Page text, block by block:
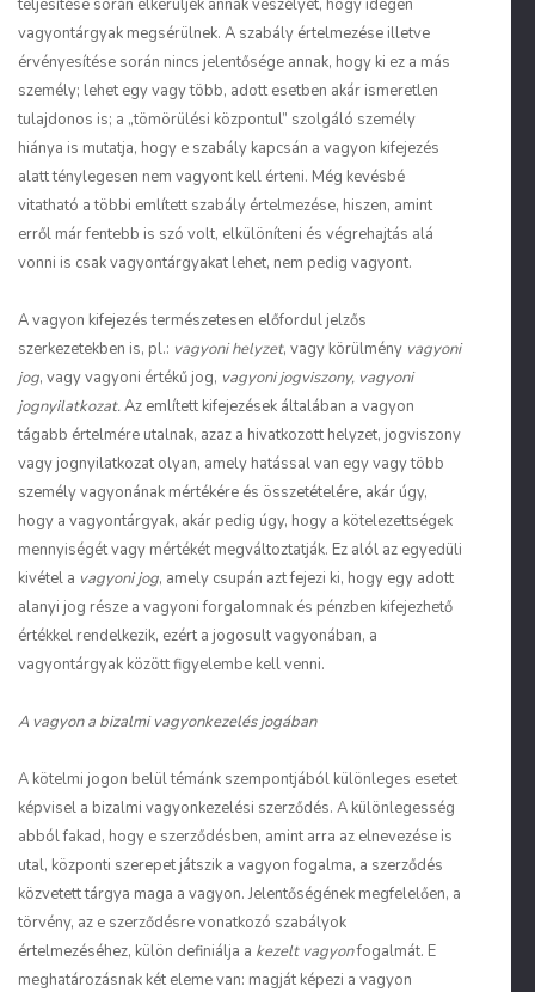
teljesítése során elkerüljék annak veszélyét, hogy idegen
vagyontárgyak megsérülnek. A szabály értelmezése illetve
érvényesítése során nincs jelentősége annak, hogy ki ez a más
személy; lehet egy vagy több, adott esetben akár ismeretlen
tulajdonos is; a „tömörülési központul” szolgáló személy
hiánya is mutatja, hogy e szabály kapcsán a vagyon kifejezés
alatt ténylegesen nem vagyont kell érteni. Még kevésbé
vitatható a többi említett szabály értelmezése, hiszen, amint
erről már fentebb is szó volt, elkülöníteni és végrehajtás alá
vonni is csak vagyontárgyakat lehet, nem pedig vagyont.
A vagyon kifejezés természetesen előfordul jelzős
szerkezetekben is, pl.: vagyoni helyzet, vagy körülmény vagyoni
jog, vagy vagyoni értékű jog, vagyoni jogviszony, vagyoni
jognyilatkozat.Az említett kifejezések általában a vagyon
tágabb értelmére utalnak, azaz a hivatkozott helyzet, jogviszony
vagy jognyilatkozat olyan, amely hatással van egy vagy több
személy vagyonának mértékére és összetételére, akár úgy,
hogy a vagyontárgyak, akár pedig úgy, hogy a kötelezettségek
mennyiségét vagy mértékét megváltoztatják. Ez alól az egyedüli
kivétel a vagyoni jog, amely csupán azt fejezi ki, hogy egy adott
alanyi jog része a vagyoni forgalomnak és pénzben kifejezhető
értékkel rendelkezik, ezért a jogosult vagyonában, a
vagyontárgyak között figyelembe kell venni.
A vagyon a bizalmi vagyonkezelés jogában
A kötelmi jogon belül témánk szempontjából különleges esetet
képvisel a bizalmi vagyonkezelési szerződés. A különlegesség
abból fakad, hogy e szerződésben, amint arra az elnevezése is
utal, központi szerepet játszik a vagyon fogalma, a szerződés
közvetett tárgya maga a vagyon. Jelentőségének megfelelően, a
törvény, az e szerződésre vonatkozó szabályok
értelmezéséhez, külön definiálja a kezelt vagyonfogalmát. E
meghatározásnak két eleme van: magját képezi a vagyon